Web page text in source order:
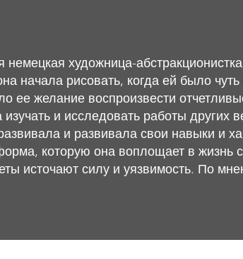
художница-
начала рисовать, когда ей было
ее желание воспроизвести
и исследовать работы других
и развивала свои навыки и
которую она воплощает в
источают силу и уязвимость. По